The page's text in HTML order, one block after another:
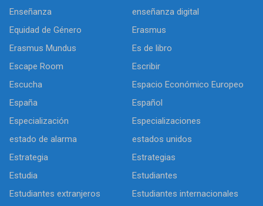
Enseñanza
enseñanza digital
Equidad de Género
Erasmus
Erasmus Mundus
Es de libro
Escape Room
Escribir
Escucha
Espacio Económico Europeo
España
Español
Especialización
Especializaciones
estado de alarma
estados unidos
Estrategia
Estrategias
Estudia
Estudiantes
Estudiantes extranjeros
Estudiantes internacionales